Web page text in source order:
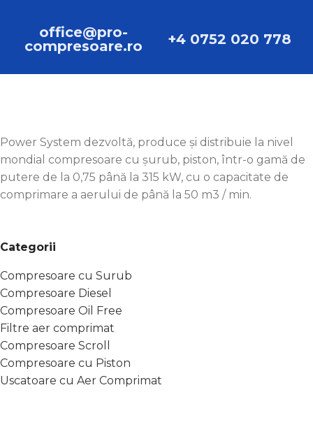
office@pro-
compresoare.ro
+4 0752 020 778
Power System dezvoltă, produce și distribuie la nivel
mondial compresoare cu șurub, piston, într-o gamă de
putere de la 0,75 până la 315 kW, cu o capacitate de
comprimare a aerului de până la 50 m3 / min.
Categorii
Compresoare cu Surub
Compresoare Diesel
Compresoare Oil Free
Filtre aer comprimat
Compresoare Scroll
Compresoare cu Piston
Uscatoare cu Aer Comprimat